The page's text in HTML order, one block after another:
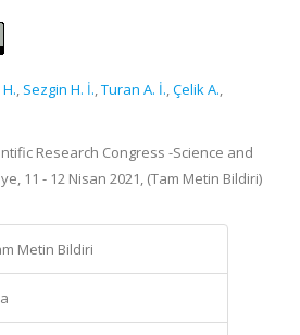
, Sezgin H. İ.,Turan A. İ.,Çelik A.,
Research Congress -Science and
11 - 12 Nisan 2021, (Tam Metin Bildiri)
Metin Bildiri